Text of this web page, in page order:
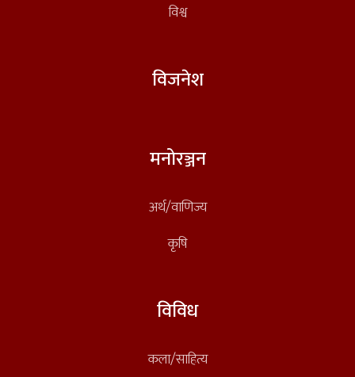
विश्व
विजनेश
मनोरञ्जन
अर्थ/वाणिज्य
कृषि
विविध
कला/साहित्य